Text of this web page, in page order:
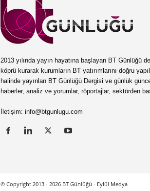
2013 yılında yayın hayatına başlayan BT Günlüğü
köprü kurarak kurumların BT yatırımlarını doğru
halinde yayınlan BT Günlüğü Dergisi ve günlük
haberler, analiz ve yorumlar, röportajlar, sektörden
İletişim: info@btgunlugu.com
© Copyright 2013 - 2026 BT Günlüğü - Eylül Medya